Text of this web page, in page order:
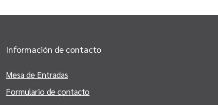
Información de contacto
Mesa de Entradas
Formulario de contacto